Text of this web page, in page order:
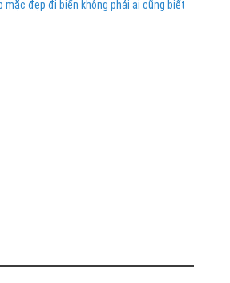
mặc đẹp đi biển không phải ai cũng biết